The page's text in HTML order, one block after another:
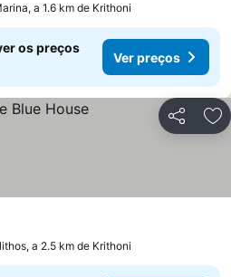
a 1.6 km de Krithoni
os preços
Ver preços
Partilhar
a 2.5 km de Krithoni